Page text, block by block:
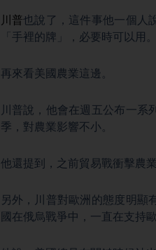
川普也說了，這件事他一個人
「手裡的牌」，必要時可以用。
再來看美國農業這邊。
川普說，他會在週五公布一
季，對農業影響不小。
他還提到，之前貿易戰衝擊農
另外，川普對歐洲的態度明顯
國在俄烏戰爭中，一直在支持歐